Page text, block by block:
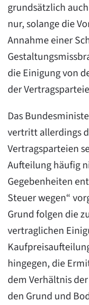
grundsätzlich
nur, solange die
Annahme einer
die Einigung von
der
Das
vertritt allerdings
Vertragsparteien
Aufteilung häufig
Gegebenheiten
Steuer wegen“
Grund folgen die
vertraglichen
hingegen, die
dem Verhältnis
den Grund und